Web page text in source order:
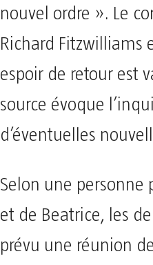
nouvel ordre ». Le
Richard Fitzwilliams
espoir de retour est
source évoque
d’éventuelles
Selon une personne
et de Beatrice, les
prévu une réunion